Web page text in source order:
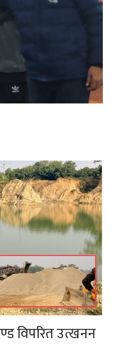
विपरित उत्खनन